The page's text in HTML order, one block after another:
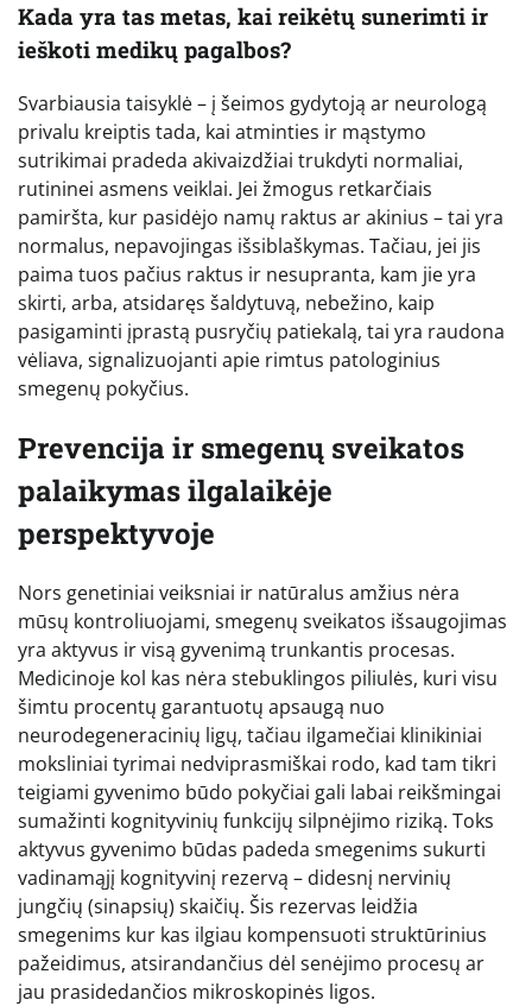
Kada yra tas metas, kai reikėtų sunerimti ir
ieškoti medikų pagalbos?
Svarbiausia taisyklė – į šeimos gydytoją ar neurologą
privalu kreiptis tada, kai atminties ir mąstymo
sutrikimai pradeda akivaizdžiai trukdyti normaliai,
rutininei asmens veiklai. Jei žmogus retkarčiais
pamiršta, kur pasidėjo namų raktus ar akinius – tai yra
normalus, nepavojingas išsiblaškymas. Tačiau, jei jis
paima tuos pačius raktus ir nesupranta, kam jie yra
skirti, arba, atsidaręs šaldytuvą, nebežino, kaip
pasigaminti įprastą pusryčių patiekalą, tai yra raudona
vėliava, signalizuojanti apie rimtus patologinius
smegenų pokyčius.
Prevencija ir smegenų sveikatos
palaikymas ilgalaikėje
perspektyvoje
Nors genetiniai veiksniai ir natūralus amžius nėra
mūsų kontroliuojami, smegenų sveikatos išsaugojimas
yra aktyvus ir visą gyvenimą trunkantis procesas.
Medicinoje kol kas nėra stebuklingos piliulės, kuri visu
šimtu procentų garantuotų apsaugą nuo
neurodegeneracinių ligų, tačiau ilgamečiai klinikiniai
moksliniai tyrimai nedviprasmiškai rodo, kad tam tikri
teigiami gyvenimo būdo pokyčiai gali labai reikšmingai
sumažinti kognityvinių funkcijų silpnėjimo riziką. Toks
aktyvus gyvenimo būdas padeda smegenims sukurti
vadinamąjį kognityvinį rezervą – didesnį nervinių
jungčių (sinapsių) skaičių. Šis rezervas leidžia
smegenims kur kas ilgiau kompensuoti struktūrinius
pažeidimus, atsirandančius dėl senėjimo procesų ar
jau prasidedančios mikroskopinės ligos.